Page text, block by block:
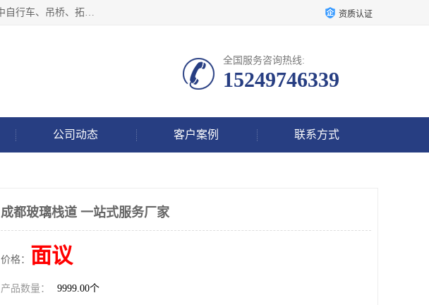
新乡市鑫豫游乐设备有限公司成立于2018年，注册地位于河南省。经营范围包括游乐设备、滑索、滑道、空中自行车、吊桥、拓展器材、攀岩器材、趣桥、悬崖秋千、网红桥、儿童乐园设备、水上乐园设备、丛林穿越设备、音乐呐喊设备、轨道滑车、栈道、玻璃滑道、观景平台、景观包装的设计、制造、销售、安装、维修，景区策划服务。 资质认证
全国服务咨询热线:
15249746339
公司动态 客户案例 联系方式
成都玻璃栈道 一站式服务厂家
价格： 面议
产品数量： 9999.00个